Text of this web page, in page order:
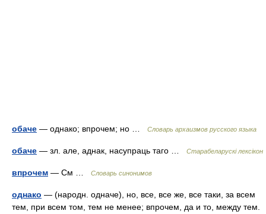
обаче — однако; впрочем; но … Cловарь архаизмов русского языка
обаче — зл. але, аднак, насупраць таго … Старабеларускі лексікон
впрочем — См … Словарь синонимов
однако — (народн. одначе), но, все, все же, все таки, за всем
тем, при всем том, тем не менее; впрочем, да и то, между тем.